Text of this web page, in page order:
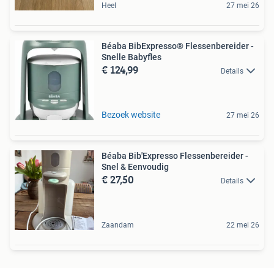
Heel 27 mei 26
Béaba BibExpresso® Flessenbereider -
Snelle Babyfles
€ 124,99 Details
Bezoek website 27 mei 26
Béaba Bib'Expresso Flessenbereider -
Snel & Eenvoudig
€ 27,50 Details
Zaandam 22 mei 26